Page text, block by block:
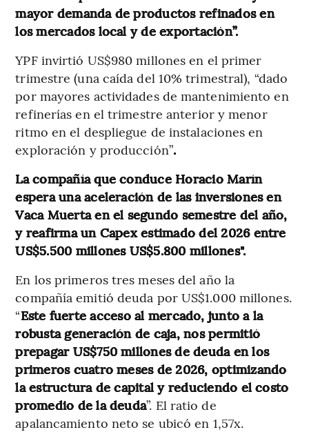
mayor demanda de productos refinados en
los mercados local y de exportación”.
YPF invirtió US$980 millones en el primer
trimestre (una caída del 10% trimestral), “dado
por mayores actividades de mantenimiento en
refinerías en el trimestre anterior y menor
ritmo en el despliegue de instalaciones en
exploración y producción”.
La compañía que conduce Horacio Marín
espera una aceleración de las inversiones en
Vaca Muerta en el segundo semestre del año,
y reafirma un Capex estimado del 2026 entre
US$5.500 millones US$5.800 millones".
En los primeros tres meses del año la
compañía emitió deuda por US$1.000 millones.
“Este fuerte acceso al mercado, junto a la
robusta generación de caja, nos permitió
prepagar US$750 millones de deuda en los
primeros cuatro meses de 2026, optimizando
la estructura de capital y reduciendo el costo
promedio de la deuda”. El ratio de
apalancamiento neto se ubicó en 1,57x.